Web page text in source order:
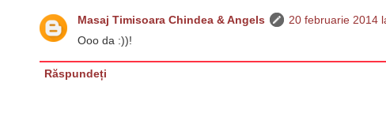
Masaj Timisoara Chindea & Angels
20 februarie 2014
Ooo da :))!
Răspundeți